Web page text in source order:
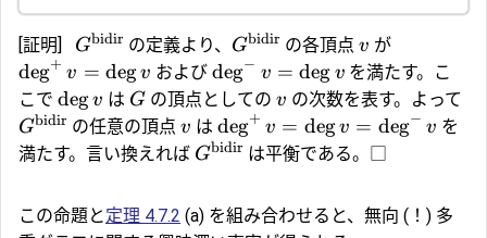
[証明] Gbidir の定義より、 Gbidir の各頂点 v が
deg+ v = degv およびdeg− v = deg v を満たす。こ
こで degv は G の頂点としてのv の次数を表す。よって
Gbidir の任意の頂点 v は deg+ v = degv = deg− v を
満たす。言い換えれば Gbidir は平衡である。□
この命題と定理 4.7.2 (a) を組み合わせると、無向 (！) 多